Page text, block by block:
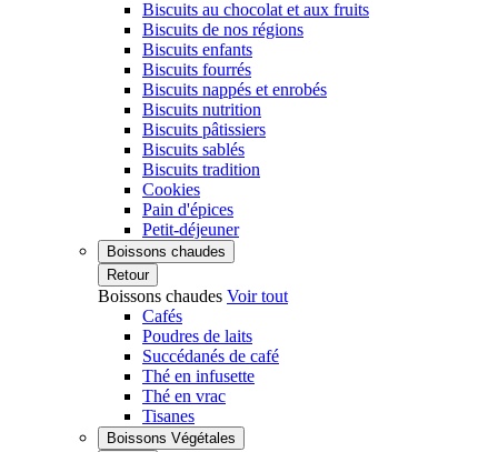
Biscuits au chocolat et aux fruits
Biscuits de nos régions
Biscuits enfants
Biscuits fourrés
Biscuits nappés et enrobés
Biscuits nutrition
Biscuits pâtissiers
Biscuits sablés
Biscuits tradition
Cookies
Pain d'épices
Petit-déjeuner
Boissons chaudes
Retour
Boissons chaudes Voir tout
Cafés
Poudres de laits
Succédanés de café
Thé en infusette
Thé en vrac
Tisanes
Boissons Végétales